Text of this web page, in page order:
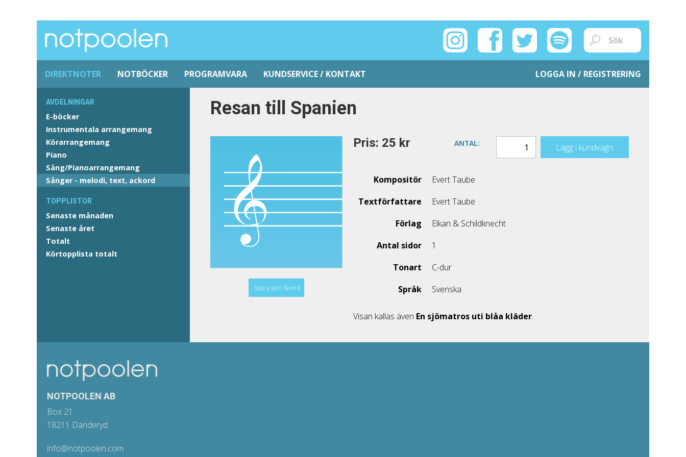
DIREKTNOTER NOTBÖCKER PROGRAMVARA KUNDSERVICE / KONTAKT LOGGA IN / REGISTRERING
AVDELNINGAR
E-böcker
Instrumentala arrangemang
Körarrangemang
Piano
Sång/Pianoarrangemang
Sånger - melodi, text, ackord
TOPPLISTOR
Senaste månaden
Senaste året
Totalt
Körtopplista totalt
Resan till Spanien
Spara som favorit
Pris: 25 kr ANTAL: Lägg i kundvagn
Kompositör
Evert Taube
Textförfattare
Evert Taube
Förlag
Elkan & Schildknecht
Antal sidor
1
Tonart
C-dur
Språk
Svenska
Visan kallas även En sjömatros uti blåa kläder.
NOTPOOLEN AB
Box 21
18211 Danderyd
info@notpoolen.com